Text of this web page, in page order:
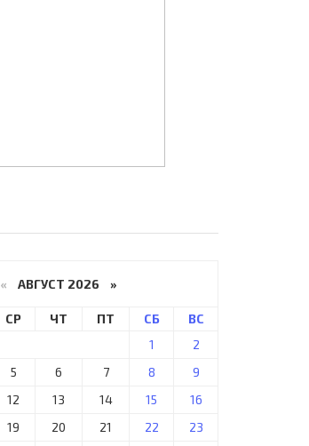
« АВГУСТ 2026 »
СР ЧТ ПТ СБ
ВС
1
2
5 6 7 8
9
12 13 14 15
16
19 20 21 22
23